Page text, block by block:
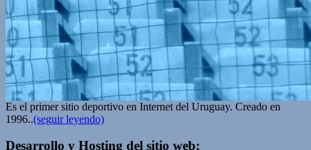
Es el primer sitio deportivo en Internet del Uruguay. Creado en
1996..(seguir leyendo)
Desarrollo y Hosting del sitio web: